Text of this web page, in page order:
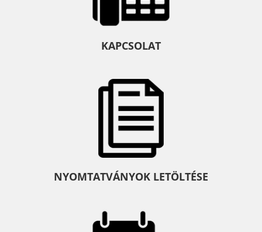
KAPCSOLAT
NYOMTATVÁNYOK LETÖLTÉSE